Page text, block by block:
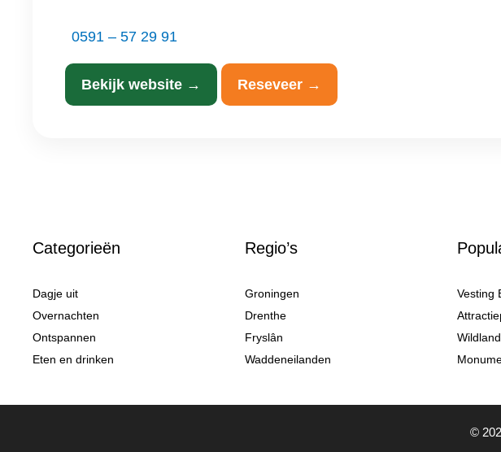
0591 – 57 29 91
Bekijk website → Reseveer →
Categorieën
Dagje uit
Overnachten
Ontspannen
Eten en drinken
Regio’s
Groningen
Drenthe
Fryslân
Waddeneilanden
Vesting
©